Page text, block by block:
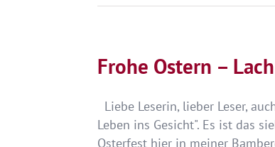
Frohe Ostern –
Liebe Leserin, lieber Leser,
Leben ins Gesicht". Es ist das
Osterfest hier in meiner